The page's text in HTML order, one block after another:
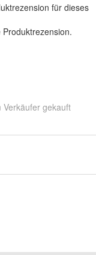
für dieses
.
Verkäufer gekauft